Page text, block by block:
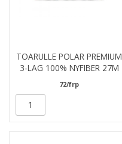
TOARULLE POLAR PREMIUM
3-LAG 100% NYFIBER 27M
72/frp